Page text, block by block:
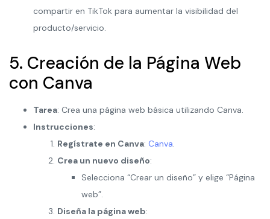
compartir en TikTok para aumentar la visibilidad del
producto/servicio.
5. Creación de la Página Web
con Canva
Tarea: Crea una página web básica utilizando Canva.
Instrucciones:
Regístrate en Canva: Canva.
Crea un nuevo diseño:
Selecciona “Crear un diseño” y elige “Página
web”.
Diseña la página web: